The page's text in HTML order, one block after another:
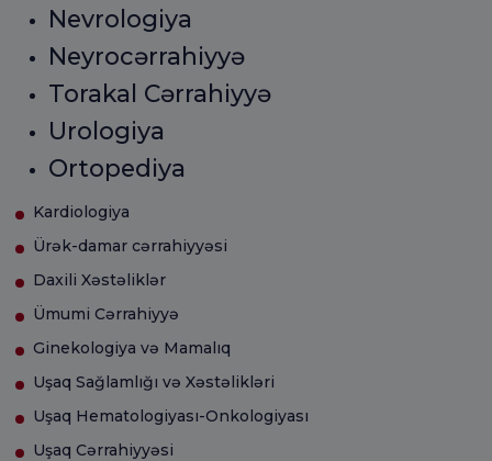
Nevrologiya
Neyrocərrahiyyə
Torakal Cərrahiyyə
Urologiya
Ortopediya
Kardiologiya
Ürək-damar cərrahiyyəsi
Daxili Xəstəliklər
Ümumi Cərrahiyyə
Ginekologiya və Mamalıq
Uşaq Sağlamlığı və Xəstəlikləri
Uşaq Hematologiyası-Onkologiyası
Uşaq Cərrahiyyəsi